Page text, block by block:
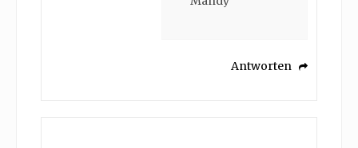
Antworten